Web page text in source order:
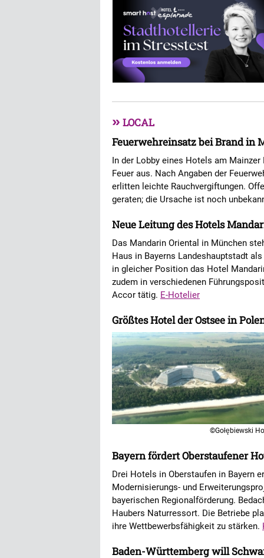
» LOCAL
Feuerwehreinsatz bei Brand in
In der Lobby eines Hotels am
Feuer aus. Nach Angaben der
erlitten leichte Rauchvergiftungen.
geraten; die Ursache ist noch
Neue Leitung des Hotels
Das Mandarin Oriental in München
Haus in Bayerns Landeshauptstadt
in gleicher Position das Hotel
zudem in verschiedenen
Accor tätig. E-Hotelier
Größtes Hotel der Ostsee in
©Gołębiewski
Bayern fördert Oberstaufener
Drei Hotels in Oberstaufen in Bayern
Modernisierungs- und
bayerischen Regionalförderung.
Haubers Naturressort. Die Betriebe
ihre Wettbewerbsfähigkeit zu stärken.
Baden-Württemberg will